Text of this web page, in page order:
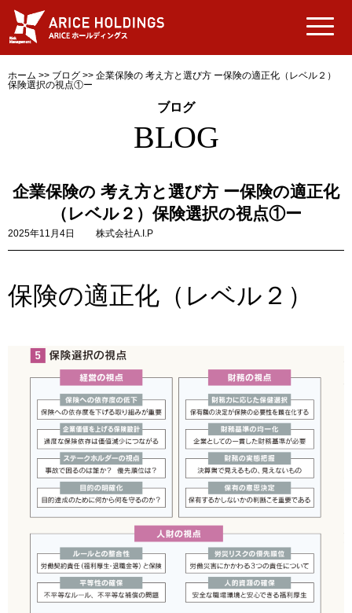
ホーム >> ブログ >> 企業保険の 考え方と選び方 ー保険の適正化（レベル２）
保険選択の視点①ー
ブログ
BLOG
企業保険の 考え方と選び方 ー保険の適正化
（レベル２）保険選択の視点①ー
2025年11月4日 株式会社A.I.P
保険の適正化（レベル２）